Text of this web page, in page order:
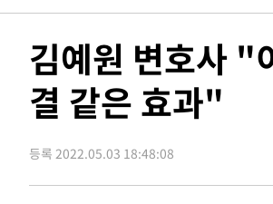
-10756초 전 >[속보]경찰·노동부, HL만도 평
압수수색
-10392초 전 >[속보]원·달러 환율, 오전 9시
-10188초 전 >[속보]삼성전자·SK하이닉스
-10174초 전 >[속보]코스닥, 5.95포인트
-7307초 전 >시리아 다마스쿠스 교외에서 미
-6605초 전 >입추에도 극한더위…서울 낮 39
김예원 변호사 "
결 같은 효과"
등록 2022.05.03 18:48:08